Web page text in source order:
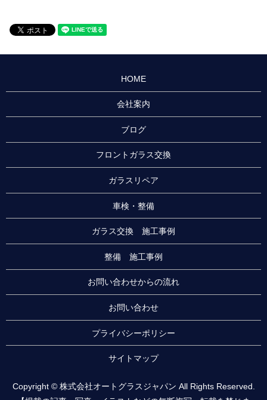
HOME
会社案内
ブログ
フロントガラス交換
ガラスリペア
車検・整備
ガラス交換 施工事例
整備 施工事例
お問い合わせからの流れ
お問い合わせ
プライバシーポリシー
サイトマップ
Copyright © 株式会社オートグラスジャパン All Rights Reserved.